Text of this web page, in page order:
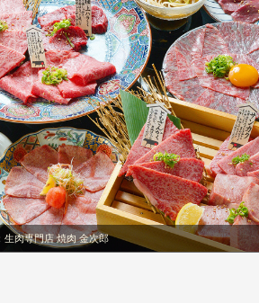
生肉専門店 焼肉 金次郎